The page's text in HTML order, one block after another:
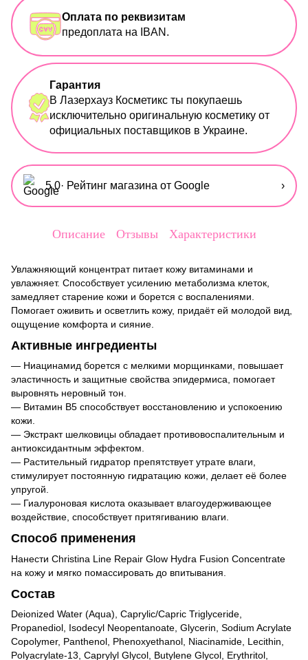
Оплата по реквизитам
предоплата на IBAN.
Гарантия
В Лазерхауз Косметикс ты покупаешь
исключительно оригинальную косметику от
официальных поставщиков в Украине.
5,0· Рейтинг магазина от Google ›
Описание Отзывы Характеристики
Увлажняющий концентрат питает кожу витаминами и
увлажняет. Способствует усилению метаболизма клеток,
замедляет старение кожи и борется с воспалениями.
Помогает оживить и осветлить кожу, придаёт ей молодой вид,
ощущение комфорта и сияние.
Активные ингредиенты
— Ниацинамид борется с мелкими морщинками, повышает
эластичность и защитные свойства эпидермиса, помогает
выровнять неровный тон.
— Витамин B5 способствует восстановлению и успокоению
кожи.
— Экстракт шелковицы обладает противовоспалительным и
антиоксидантным эффектом.
— Растительный гидратор препятствует утрате влаги,
стимулирует постоянную гидратацию кожи, делает её более
упругой.
— Гиалуроновая кислота оказывает влагоудерживающее
воздействие, способствует притягиванию влаги.
Способ применения
Нанести Christina Line Repair Glow Hydra Fusion Concentrate
на кожу и мягко помассировать до впитывания.
Состав
Deionized Water (Aqua), Caprylic/Capric Triglyceride,
Propanediol, Isodecyl Neopentanoate, Glycerin, Sodium Acrylate
Copolymer, Panthenol, Phenoxyethanol, Niacinamide, Lecithin,
Polyacrylate-13, Caprylyl Glycol, Butylene Glycol, Erythritol,